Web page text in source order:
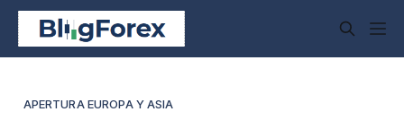
APERTURA EUROPA Y ASIA